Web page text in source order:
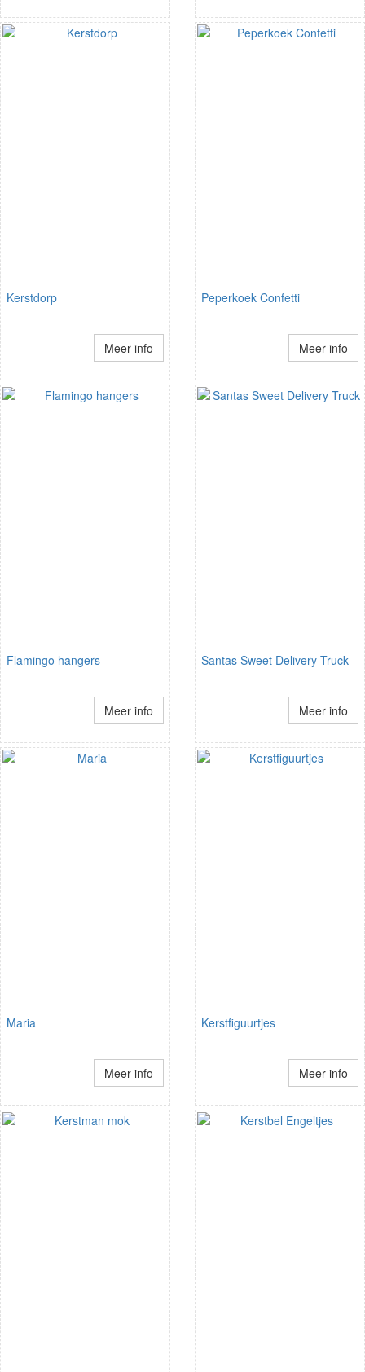
Kerstdorp
Meer info
Peperkoek Confetti
Meer info
Flamingo hangers
Meer info
Santas Sweet Delivery Truck
Meer info
Maria
Meer info
Kerstfiguurtjes
Meer info